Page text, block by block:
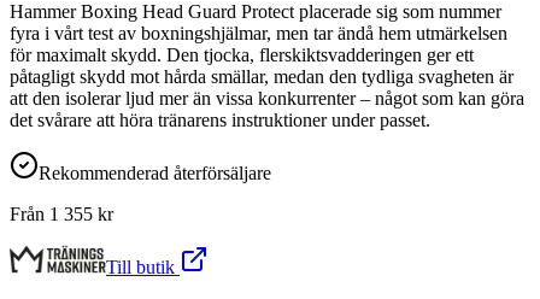
Hammer Boxing Head Guard Protect placerade sig som nummer
fyra i vårt test av boxningshjälmar, men tar ändå hem utmärkelsen
för maximalt skydd. Den tjocka, flerskiktsvadderingen ger ett
påtagligt skydd mot hårda smällar, medan den tydliga svagheten är
att den isolerar ljud mer än vissa konkurrenter – något som kan göra
det svårare att höra tränarens instruktioner under passet.
Rekommenderad återförsäljare
Från 1 355 kr
Till butik